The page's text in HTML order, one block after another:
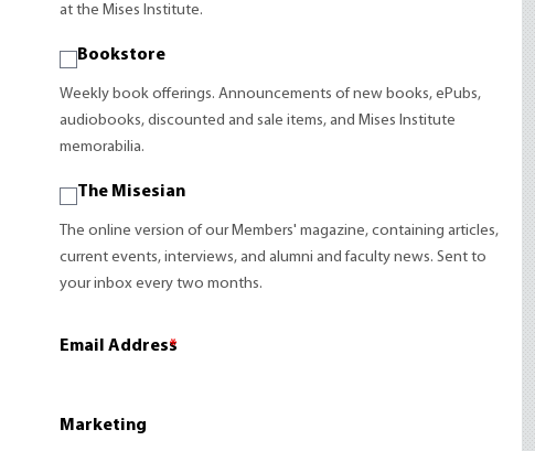
at the Mises Institute.
Bookstore
Weekly book offerings. Announcements of new books, ePubs,
audiobooks, discounted and sale items, and Mises Institute
memorabilia.
The Misesian
The online version of our Members' magazine, containing articles,
current events, interviews, and alumni and faculty news. Sent to
your inbox every two months.
Email Address
*
Marketing